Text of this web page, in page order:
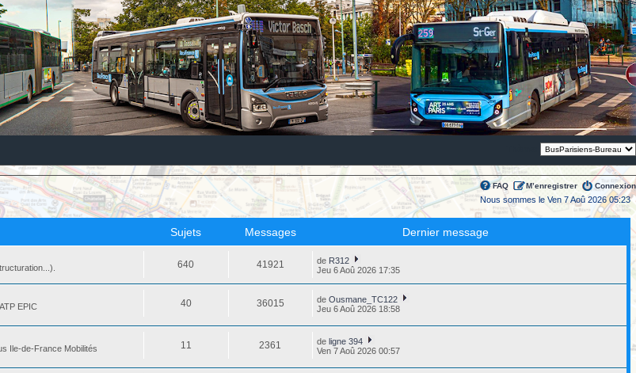
FAQ M’enregistrer Connexion
Nous sommes le Ven 7 Aoû 2026 05:23
Sujets Messages Dernier message
640 41921 de R312
Jeu 6 Aoû 2026 17:35
EPIC
40 36015 deOusmane_TC122
Jeu 6 Aoû 2026 18:58
Ile-de-France Mobilités
11 2361 deligne 394
Ven 7 Aoû 2026 00:57